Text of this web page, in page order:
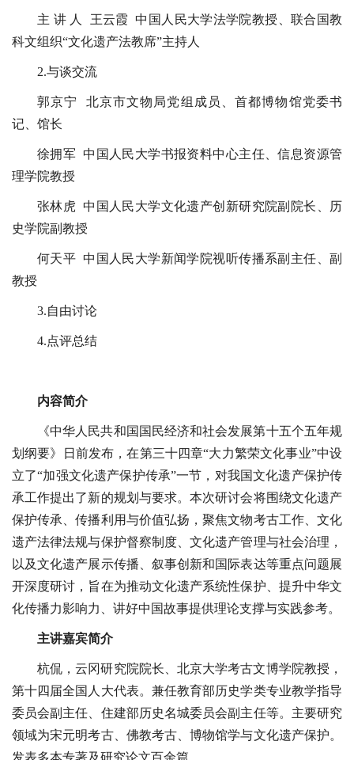
主 讲 人 王云霞 中国人民大学法学院教授、联合国教
科文组织“文化遗产法教席”主持人
2.与谈交流
郭京宁 北京市文物局党组成员、首都博物馆党委书
记、馆长
徐拥军 中国人民大学书报资料中心主任、信息资源管
理学院教授
张林虎 中国人民大学文化遗产创新研究院副院长、历
史学院副教授
何天平 中国人民大学新闻学院视听传播系副主任、副
教授
3.自由讨论
4.点评总结
内容简介
《中华人民共和国国民经济和社会发展第十五个五年规
划纲要》日前发布，在第三十四章“大力繁荣文化事业”中设
立了“加强文化遗产保护传承”一节，对我国文化遗产保护传
承工作提出了新的规划与要求。本次研讨会将围绕文化遗产
保护传承、传播利用与价值弘扬，聚焦文物考古工作、文化
遗产法律法规与保护督察制度、文化遗产管理与社会治理，
以及文化遗产展示传播、叙事创新和国际表达等重点问题展
开深度研讨，旨在为推动文化遗产系统性保护、提升中华文
化传播力影响力、讲好中国故事提供理论支撑与实践参考。
主讲嘉宾简介
杭侃，云冈研究院院长、北京大学考古文博学院教授，
第十四届全国人大代表。兼任教育部历史学类专业教学指导
委员会副主任、住建部历史名城委员会副主任等。主要研究
领域为宋元明考古、佛教考古、博物馆学与文化遗产保护。
发表多本专著及研究论文百余篇。